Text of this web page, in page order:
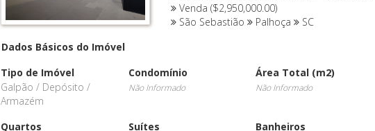
Venda ($2,950,000.00)
São Sebastião
Palhoça
SC
Dados Básicos do Imóvel
Tipo de Imóvel
Galpão / Depósito /
Armazém
Condomínio
Não Informado
Área Total (m2)
Não Informado
Quartos Suítes Banheiros